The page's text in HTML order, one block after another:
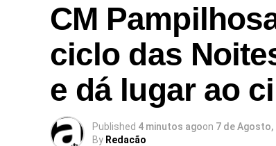
CM
ciclo das
e dá lugar ao
Published 4 minutos agoon 7 de Agosto,
By Redacão